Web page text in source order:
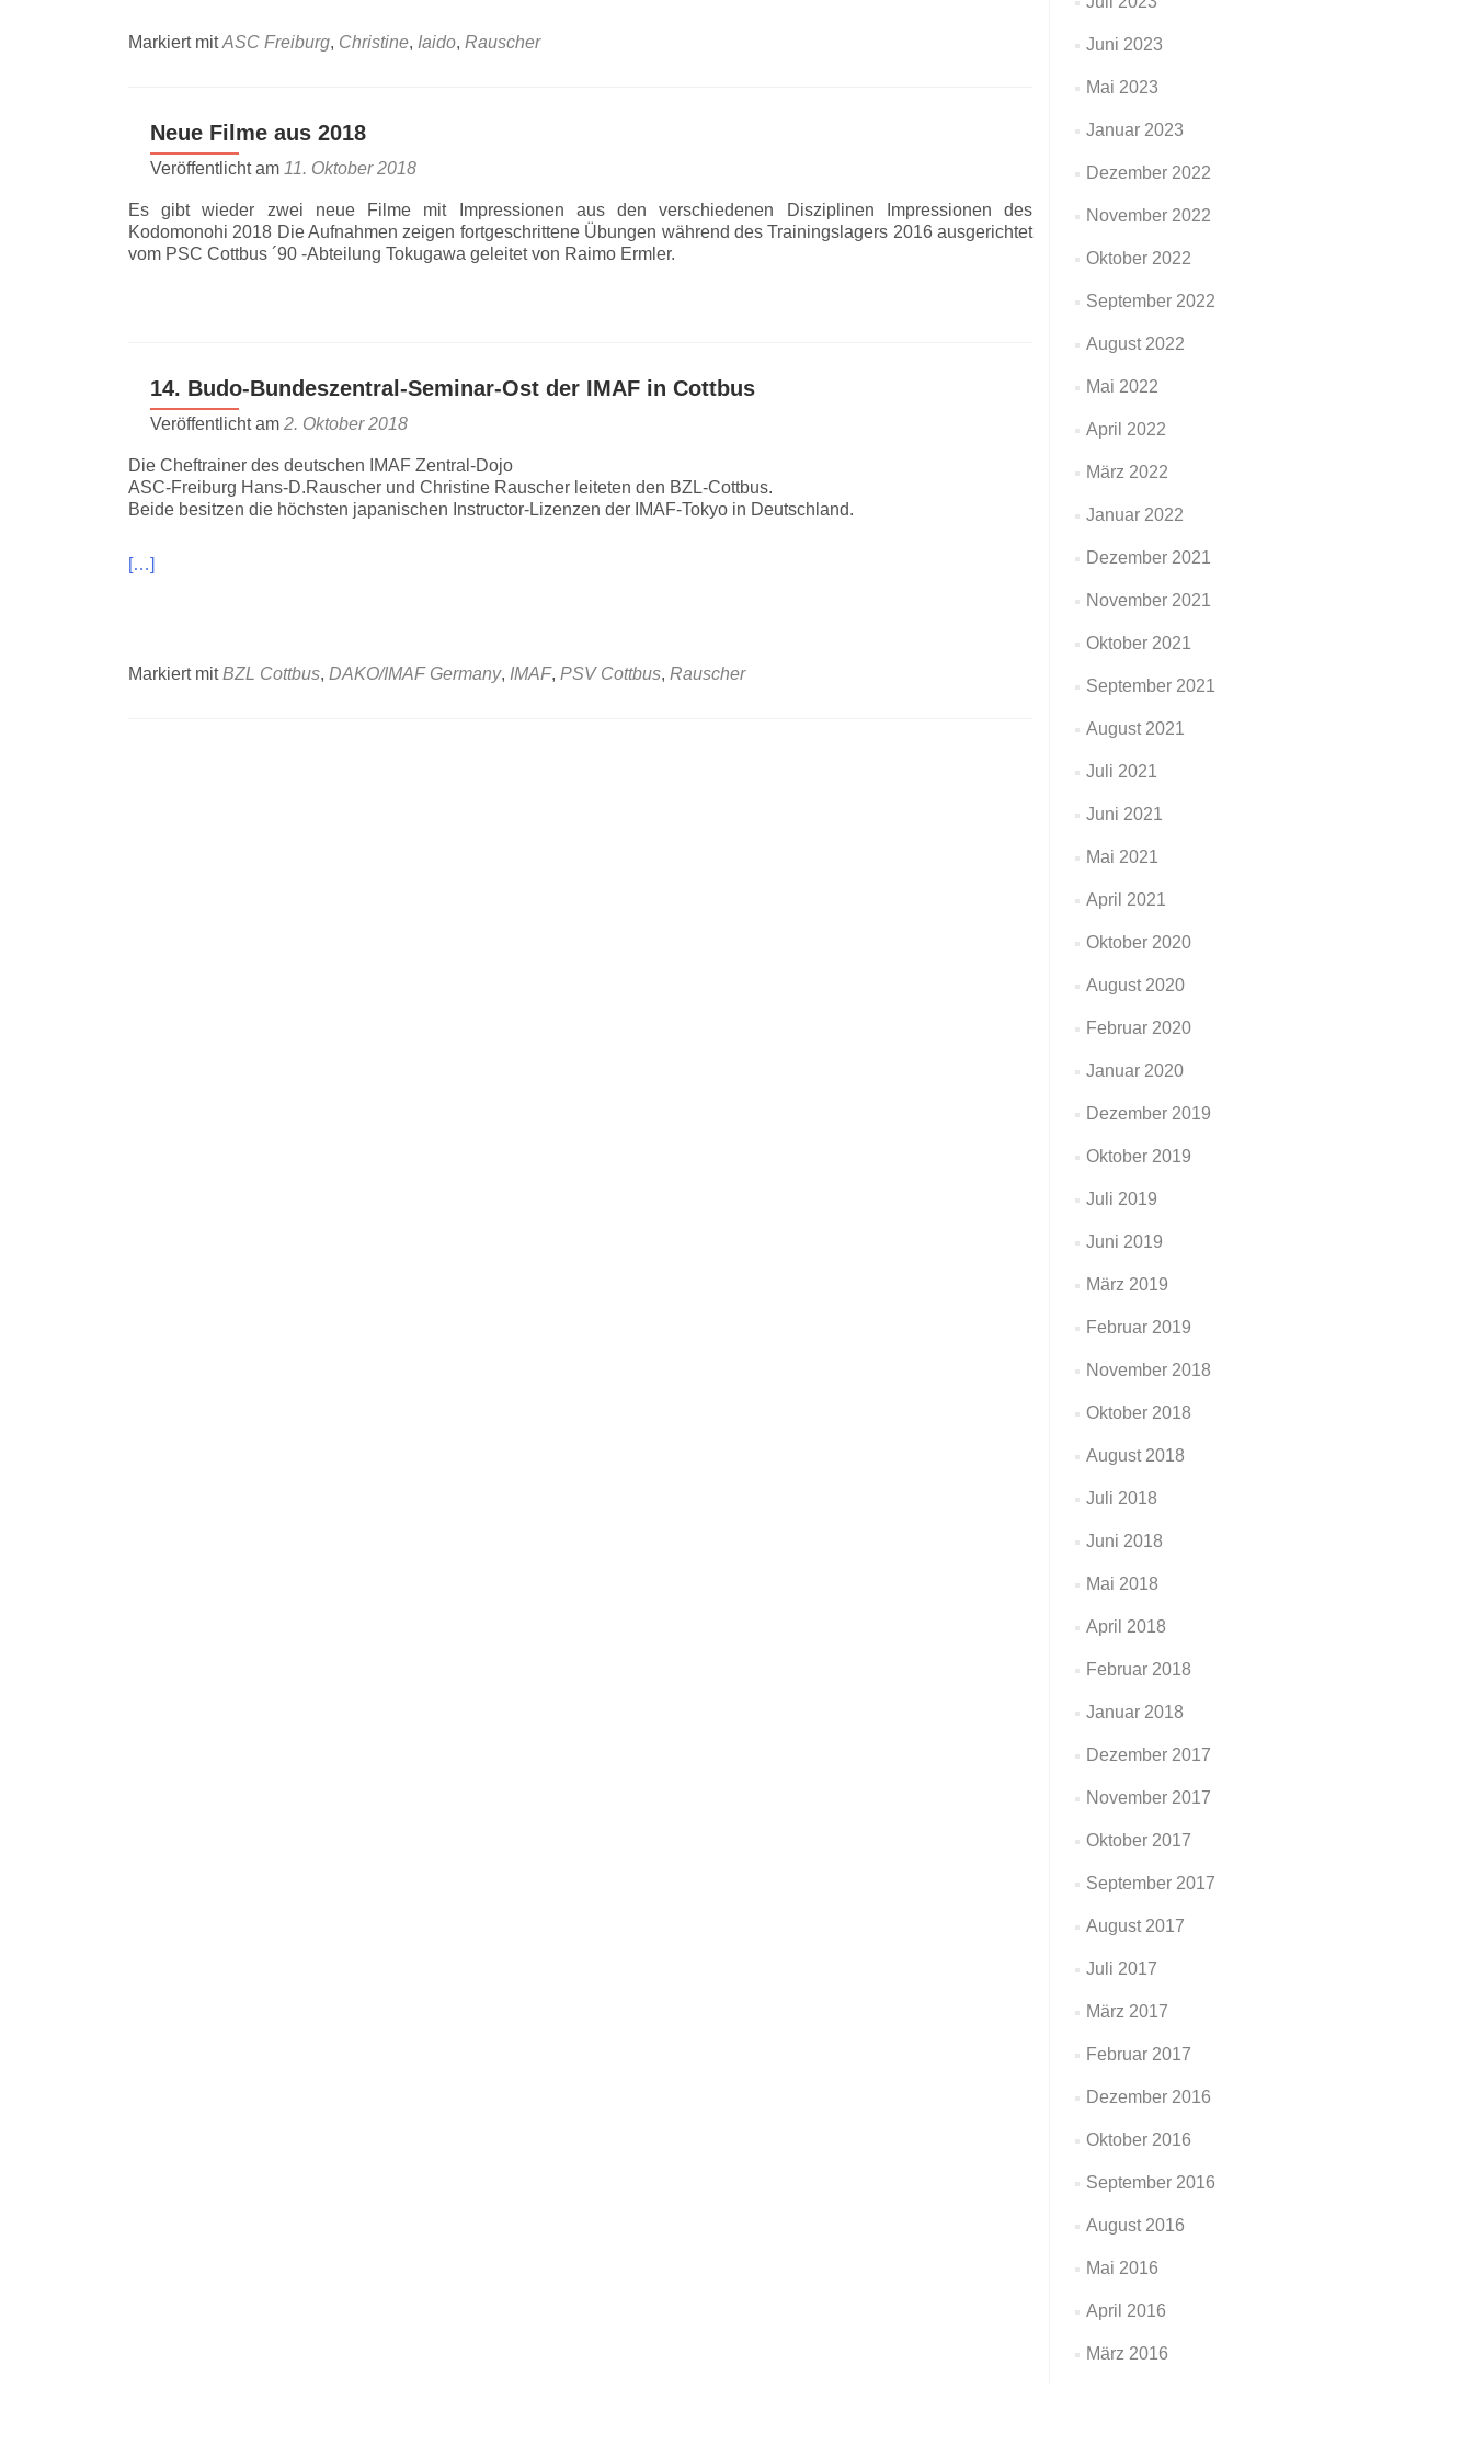
Markiert mitASC Freiburg, Christine, Iaido, Rauscher
Neue Filme aus 2018
Veröffentlicht am 11. Oktober 2018
Es gibt wieder zwei neue Filme mit Impressionen aus den verschiedenen Disziplinen Impressionen des
Kodomonohi 2018 Die Aufnahmen zeigen fortgeschrittene Übungen während des Trainingslagers 2016 ausgerichtet
vom PSC Cottbus ´90 -Abteilung Tokugawa geleitet von Raimo Ermler.
14. Budo-Bundeszentral-Seminar-Ost der IMAF in Cottbus
Veröffentlicht am 2. Oktober 2018
Die Cheftrainer des deutschen IMAF Zentral-Dojo
ASC-Freiburg Hans-D.Rauscher und Christine Rauscher leiteten den BZL-Cottbus.
Beide besitzen die höchsten japanischen Instructor-Lizenzen der IMAF-Tokyo in Deutschland.
[…]
Markiert mitBZL Cottbus, DAKO/IMAF Germany, IMAF, PSV Cottbus, Rauscher
Juni 2023
Mai 2023
Januar 2023
Dezember 2022
November 2022
Oktober 2022
September 2022
August 2022
Mai 2022
April 2022
März 2022
Januar 2022
Dezember 2021
November 2021
Oktober 2021
September 2021
August 2021
Juli 2021
Juni 2021
Mai 2021
April 2021
Oktober 2020
August 2020
Februar 2020
Januar 2020
Dezember 2019
Oktober 2019
Juli 2019
Juni 2019
März 2019
Februar 2019
November 2018
Oktober 2018
August 2018
Juli 2018
Juni 2018
Mai 2018
April 2018
Februar 2018
Januar 2018
Dezember 2017
November 2017
Oktober 2017
September 2017
August 2017
Juli 2017
März 2017
Februar 2017
Dezember 2016
Oktober 2016
September 2016
August 2016
Mai 2016
April 2016
März 2016